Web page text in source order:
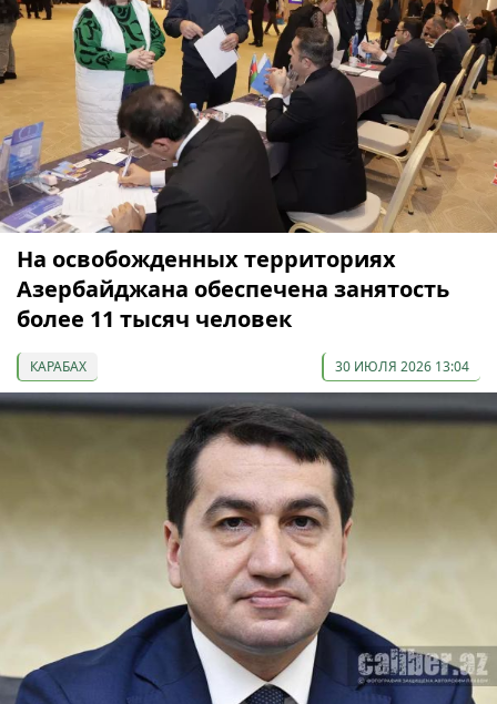
На освобожденных территориях
Азербайджана обеспечена занятость
более 11 тысяч человек
КАРАБАХ 30 ИЮЛЯ 2026 13:04